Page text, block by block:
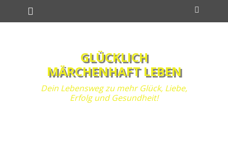
Inhalt
Primäres Menü
GLÜCKLICH
MÄRCHENHAFT LEBEN
Dein Lebensweg zu mehr Glück, Liebe,
Erfolg und Gesundheit!